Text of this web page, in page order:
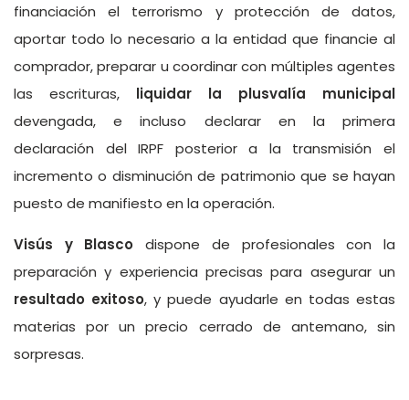
financiación el terrorismo y protección de datos,
aportar todo lo necesario a la entidad que financie al
comprador, preparar u coordinar con múltiples agentes
las escrituras, liquidar la plusvalía municipal
devengada, e incluso declarar en la primera
declaración del IRPF posterior a la transmisión el
incremento o disminución de patrimonio que se hayan
puesto de manifiesto en la operación.
Visús y Blasco dispone de profesionales con la
preparación y experiencia precisas para asegurar un
resultado exitoso, y puede ayudarle en todas estas
materias por un precio cerrado de antemano, sin
sorpresas.